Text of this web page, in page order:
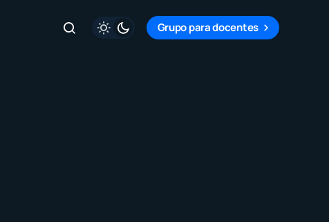
Grupo para docentes